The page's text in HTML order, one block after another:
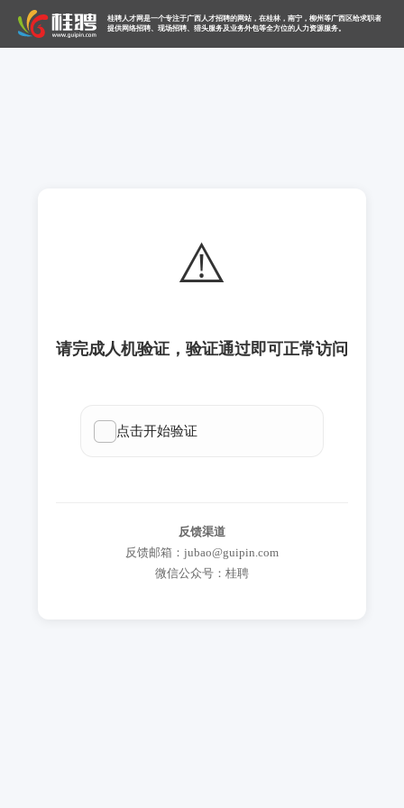
桂聘人才网是一个专注于广西人才招聘的网站，在桂林，南宁，柳州等广西区给求职者
提供网络招聘、现场招聘、猎头服务及业务外包等全方位的人力资源服务。
⚠️
请完成人机验证，验证通过即可正常访问
反馈渠道
反馈邮箱：jubao@guipin.com
微信公众号：桂聘